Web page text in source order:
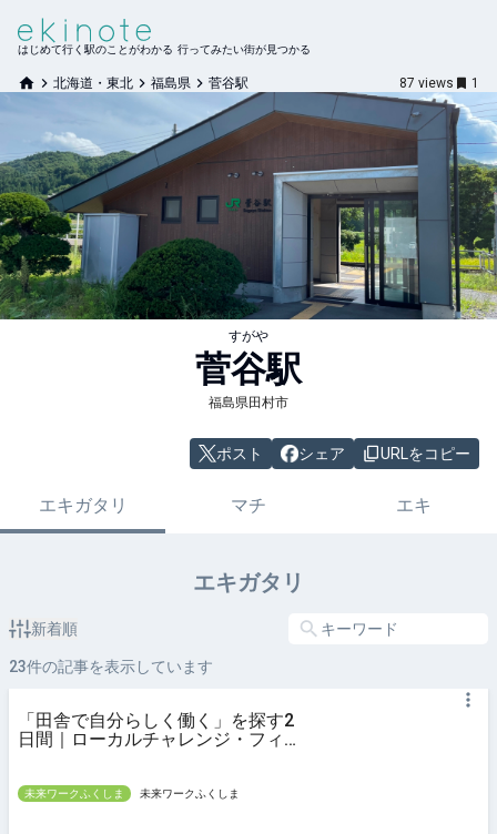
はじめて行く駅のことがわかる 行ってみたい街が見つかる
北海道・東北 福島県 菅谷駅 87 views 1
すがや
菅谷駅
福島県田村市
ポスト シェア URLをコピー
エキガタリ マチ エキ
エキガタリ
新着順
23件の記事を表示しています
「田舎で自分らしく働く」を探す2
日間｜ローカルチャレンジ・フィー
未来ワークふくしま 未来ワークふくしま